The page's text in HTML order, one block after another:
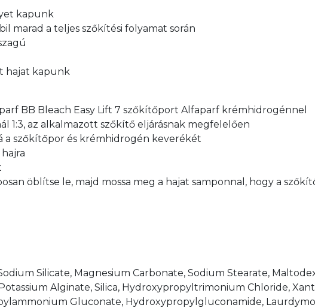
kapunk
marad a teljes szőkítési folyamat során
hajat kapunk
BB Bleach Easy Lift 7 szőkítőport Alfaparf krémhidrogénnel
1:3, az alkalmazott szőkítő eljárásnak megfelelően
a szőkítőpor és krémhidrogén keverékét
öblítse le, majd mossa meg a hajat samponnal, hogy a
Silicate, Magnesium Carbonate, Sodium Stearate,
Alginate, Silica, Hydroxypropyltrimonium Chloride,
Gluconate, Hydroxypropylgluconamide,